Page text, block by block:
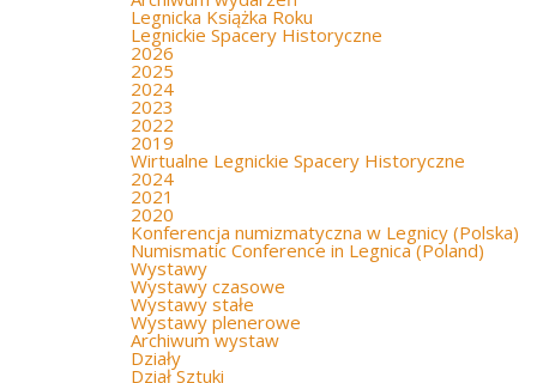
Legnicka Książka Roku
Legnickie Spacery Historyczne
2026
2025
2024
2023
2022
2019
Wirtualne Legnickie Spacery Historyczne
2024
2021
2020
Konferencja numizmatyczna w Legnicy (Polska)
Numismatic Conference in Legnica (Poland)
Wystawy
Wystawy czasowe
Wystawy stałe
Wystawy plenerowe
Archiwum wystaw
Działy
Dział Sztuki